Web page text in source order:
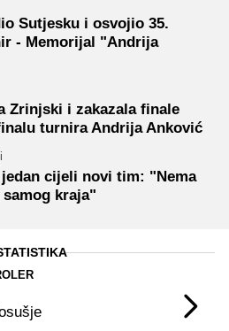
Sutjesku i osvojio 35.
- Memorijal "Andrija
Zrinjski i zakazala finale
turnira Andrija Anković
cijeli novi tim: "Nema
kraja"